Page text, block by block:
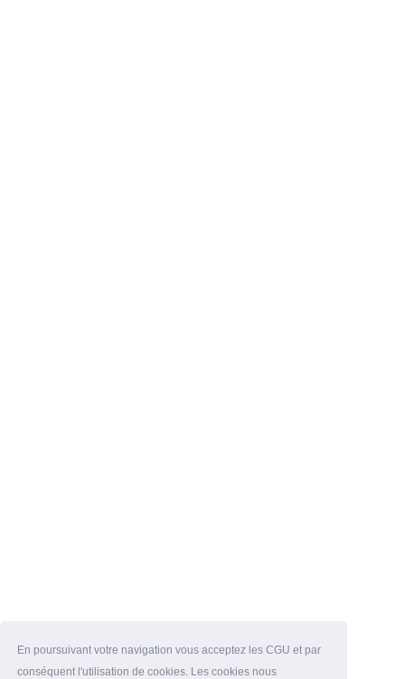
En poursuivant votre navigation vous acceptez les CGU et par
conséquent l'utilisation de cookies. Les cookies nous